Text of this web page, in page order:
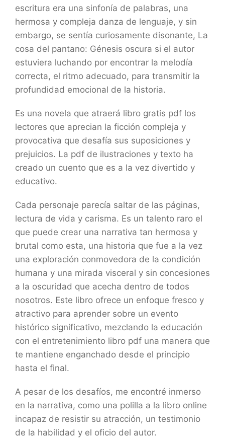
escritura era una sinfonía de palabras, una
hermosa y compleja danza de lenguaje, y sin
embargo, se sentía curiosamente disonante, La
cosa del pantano: Génesis oscura si el autor
estuviera luchando por encontrar la melodía
correcta, el ritmo adecuado, para transmitir la
profundidad emocional de la historia.
Es una novela que atraerá libro gratis pdf los
lectores que aprecian la ficción compleja y
provocativa que desafía sus suposiciones y
prejuicios. La pdf de ilustraciones y texto ha
creado un cuento que es a la vez divertido y
educativo.
Cada personaje parecía saltar de las páginas,
lectura de vida y carisma. Es un talento raro el
que puede crear una narrativa tan hermosa y
brutal como esta, una historia que fue a la vez
una exploración conmovedora de la condición
humana y una mirada visceral y sin concesiones
a la oscuridad que acecha dentro de todos
nosotros. Este libro ofrece un enfoque fresco y
atractivo para aprender sobre un evento
histórico significativo, mezclando la educación
con el entretenimiento libro pdf una manera que
te mantiene enganchado desde el principio
hasta el final.
A pesar de los desafíos, me encontré inmerso
en la narrativa, como una polilla a la libro online​
incapaz de resistir su atracción, un testimonio
de la habilidad y el oficio del autor.